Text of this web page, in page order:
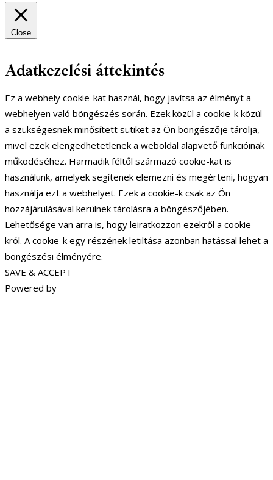
Close
Adatkezelési áttekintés
Ez a webhely cookie-kat használ, hogy javítsa az élményt a
webhelyen való böngészés során. Ezek közül a cookie-k közül
a szükségesnek minősített sütiket az Ön böngészője tárolja,
mivel ezek elengedhetetlenek a weboldal alapvető funkcióinak
működéséhez. Harmadik féltől származó cookie-kat is
használunk, amelyek segítenek elemezni és megérteni, hogyan
használja ezt a webhelyet. Ezek a cookie-k csak az Ön
hozzájárulásával kerülnek tárolásra a böngészőjében.
Lehetősége van arra is, hogy leiratkozzon ezekről a cookie-
król. A cookie-k egy részének letiltása azonban hatással lehet a
böngészési élményére.
SAVE & ACCEPT
Powered by